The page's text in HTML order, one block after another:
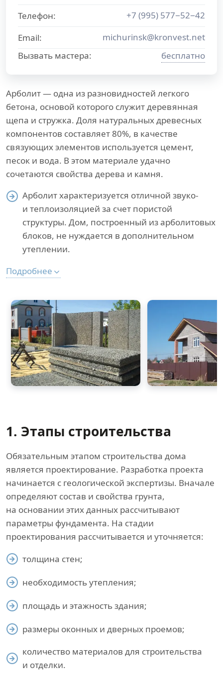
Арболит — одна из разновидностей легкого
бетона, основой которого служит деревянная
щепа и стружка. Доля натуральных древесных
компонентов составляет 80%, в качестве
связующих элементов используется цемент,
песок и вода. В этом материале удачно
сочетаются свойства дерева и камня.
Арболит характеризуется отличной звуко-
и теплоизоляцией за счет пористой
структуры. Дом, построенный из арболитовых
блоков, не нуждается в дополнительном
утеплении.
Телефон:
+7 (995) 577−52−42
Email:
michurinsk@kronvest.net
Вызвать мастера:
бесплатно
Подробнее
1. Этапы строительства
Обязательным этапом строительства дома
является проектирование. Разработка проекта
начинается с геологической экспертизы. Вначале
определяют состав и свойства грунта,
на основании этих данных рассчитывают
параметры фундамента. На стадии
проектирования рассчитывается и уточняется:
толщина стен;
необходимость утепления;
площадь и этажность здания;
размеры оконных и дверных проемов;
количество материалов для строительства
и отделки.